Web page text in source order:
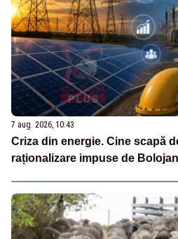
7 aug. 2026, 10:43
Criza din energie. Cine scapă
raționalizare impuse de Bolojan